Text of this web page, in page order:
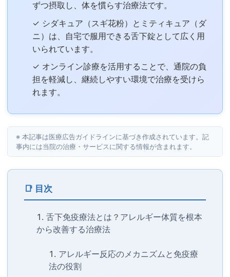
ずつ摂取し、体を慣らす治療法です。
✓ シダキュア（スギ花粉）とミティキュア（ダ
ニ）は、自宅で服用できる舌下錠として広く用
いられています。
✓ オンライン診療を活用することで、通院の負
担を軽減し、継続しやすい環境で治療を受けら
れます。
※ 本記事は医療広告ガイドラインに基づき作成されています。記
事内には当院の治療・サービスに関する情報が含まれます。
📑 目次
舌下免疫療法とは？アレルギー体質を根本
から改善する治療法
アレルギー反応のメカニズムと免疫療
法の役割